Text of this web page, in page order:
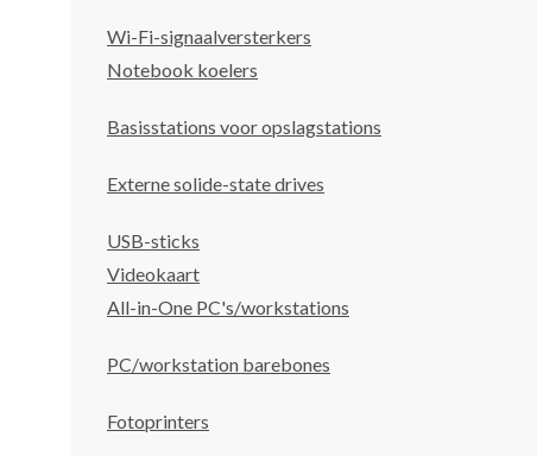
Wi-Fi-signaalversterkers
Notebook koelers
Basisstations voor opslagstations
Externe solide-state drives
USB-sticks
Videokaart
All-in-One PC's/workstations
PC/workstation barebones
Fotoprinters